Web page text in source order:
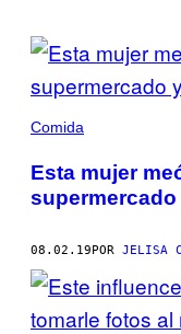
POSTS
BY
THIS
AUTHOR
Comida
Esta mujer
08.02.19POR JELISA